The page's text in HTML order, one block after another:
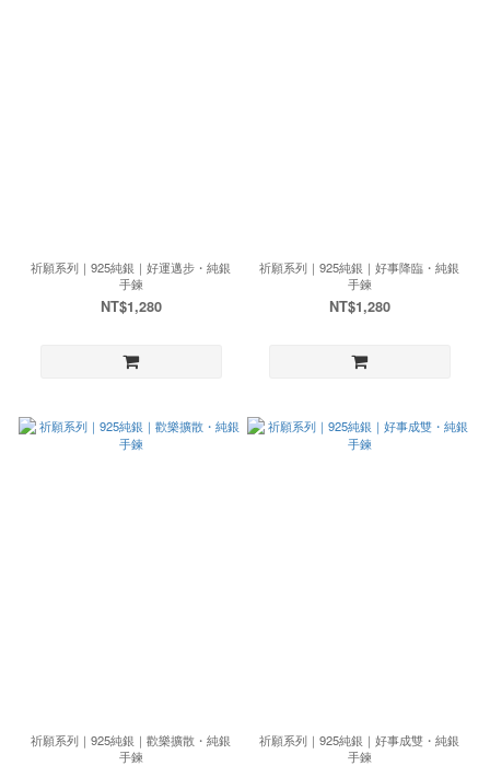
祈願系列｜925純銀｜好運邁步・純銀
手鍊
NT$1,280
祈願系列｜925純銀｜好事降臨・純銀
手鍊
NT$1,280
祈願系列｜925純銀｜歡樂擴散・純銀
手鍊
祈願系列｜925純銀｜好事成雙・純銀
手鍊